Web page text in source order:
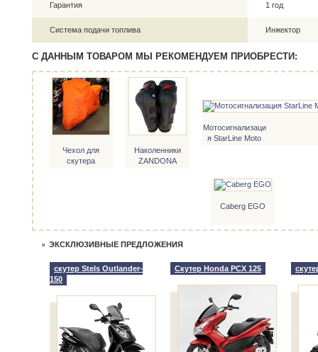
Гарантия 1 год
Система подачи топлива Инжектор
С ДАННЫМ ТОВАРОМ МЫ РЕКОМЕНДУЕМ ПРИОБРЕСТИ:
Чехол для
скутера
Наколенники
ZANDONA
Мотосигнализаци
я StarLine Moto
Caberg EGO
ЭКСКЛЮЗИВНЫЕ ПРЕДЛОЖЕНИЯ
скутер Stels Outlander-
150
Скутер Honda PCX 125